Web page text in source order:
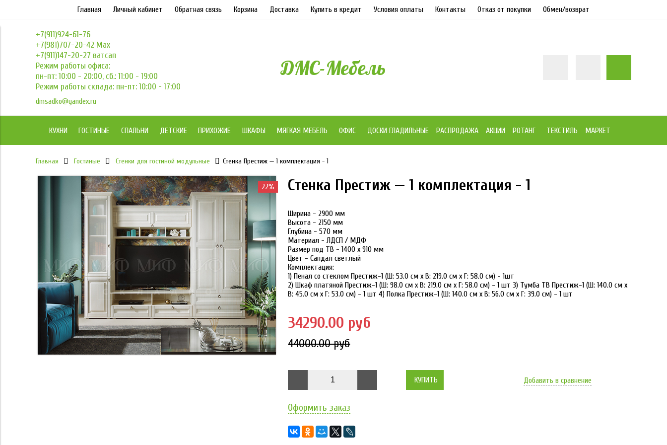
Главная Личный кабинет Обратная связь Корзина Доставка Купить в кредит Условия оплаты Контакты Отказ от покупки Обмен/возврат
+7(911)924-61-76
+7(981)707-20-42 Max
+7(911)147-20-27 ватсап
Режим работы офиса:
пн-пт: 10:00 - 20:00, сб.: 11:00 - 19:00
Режим работы склада: пн-пт: 10:00 - 17:00
dmsadko@yandex.ru
ДМС-Мебель
КУХНИ ГОСТИНЫЕ СПАЛЬНИ ДЕТСКИЕ ПРИХОЖИЕ ШКАФЫ МЯГКАЯ МЕБЕЛЬ ОФИС ДОСКИ ГЛАДИЛЬНЫЕ РАСПРОДАЖА АКЦИИ РОТАНГ ТЕКСТИЛЬ МАРКЕТ
Главная Гостиные Стенки для гостиной модульные Стенка Престиж — 1 комплектация - 1
22% Стенка Престиж — 1 комплектация - 1
Ширина - 2900 мм
Высота - 2150 мм
Глубина - 570 мм
Материал - ЛДСП / МДФ
Размер под ТВ - 1400 х 910 мм
Цвет - Сандал светлый
Комплектация:
1) Пенал со стеклом Престиж-1 (Ш: 53.0 см х В: 219.0 см х Г: 58.0 см) - 1шт
2) Шкаф платяной Престиж-1 (Ш: 98.0 см х В: 219.0 см х Г: 58.0 см) - 1 шт 3) Тумба ТВ Престиж-1 (Ш: 140.0 см х
В: 45.0 см х Г: 53.0 см) - 1 шт 4) Полка Престиж-1 (Ш: 140.0 см х В: 56.0 см х Г: 39.0 см) - 1 шт
34290.00 руб
44000.00 руб
КУПИТЬ Добавить в сравнение
Оформить заказ